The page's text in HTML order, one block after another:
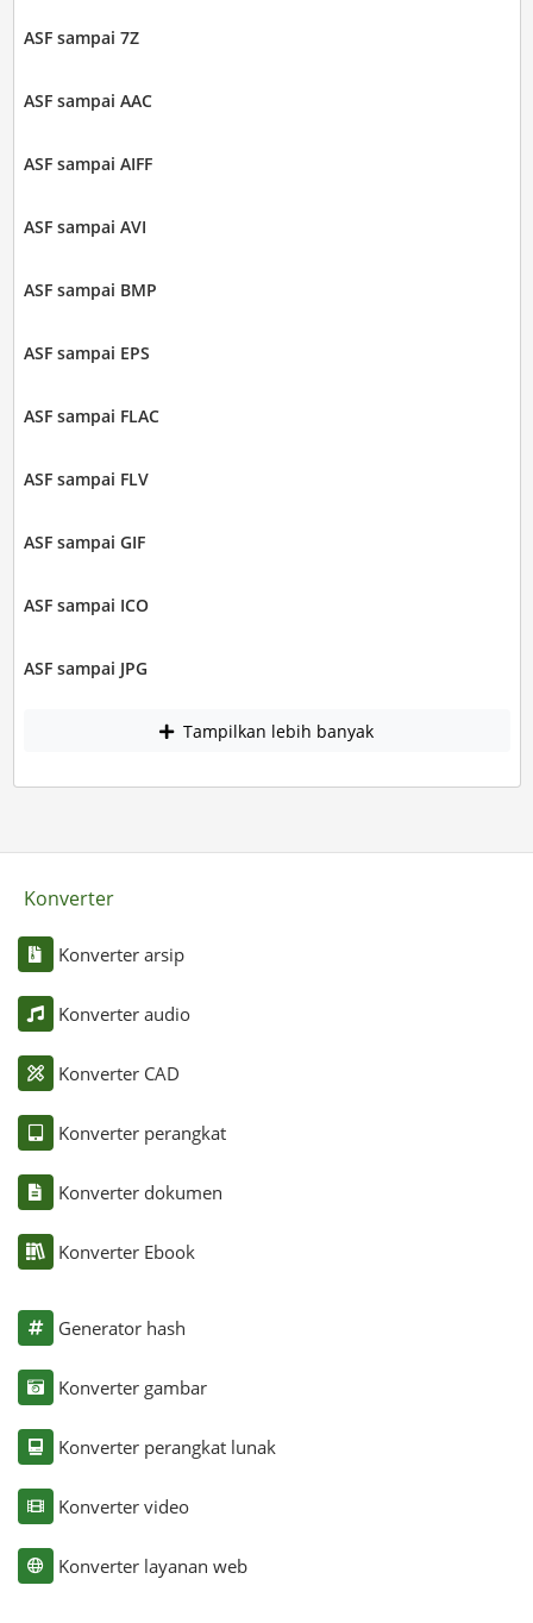
ASF sampai 7Z
ASF sampai AAC
ASF sampai AIFF
ASF sampai AVI
ASF sampai BMP
ASF sampai EPS
ASF sampai FLAC
ASF sampai FLV
ASF sampai GIF
ASF sampai ICO
ASF sampai JPG
Tampilkan lebih banyak
Konverter
Konverter arsip
Konverter audio
Konverter CAD
Konverter perangkat
Konverter dokumen
Konverter Ebook
Generator hash
Konverter gambar
Konverter perangkat lunak
Konverter video
Konverter layanan web